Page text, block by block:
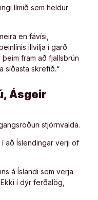
límið sem heldur
en fávísi,
illvilja í garð
fram að fjallsbrún
síðasta skrefið.“
Ásgeir
stjórnvalda.
í að Íslendingar verji of
á Íslandi sem verja
í dýr ferðalög,